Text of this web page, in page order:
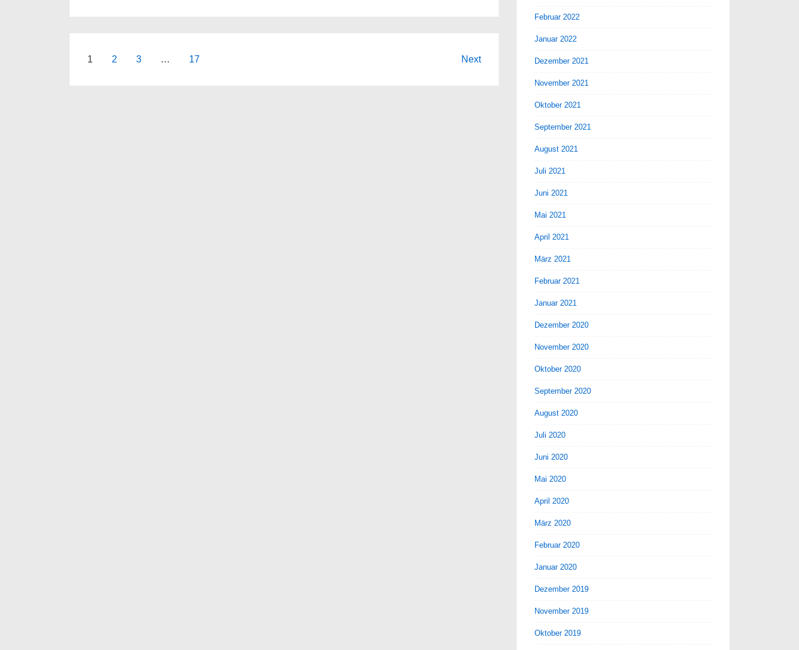
Seitennummerierung
1 2 3 … 17 Next
Februar 2022
Januar 2022
Dezember 2021
November 2021
Oktober 2021
September 2021
August 2021
Juli 2021
Juni 2021
Mai 2021
April 2021
März 2021
Februar 2021
Januar 2021
Dezember 2020
November 2020
Oktober 2020
September 2020
August 2020
Juli 2020
Juni 2020
Mai 2020
April 2020
März 2020
Februar 2020
Januar 2020
Dezember 2019
November 2019
Oktober 2019